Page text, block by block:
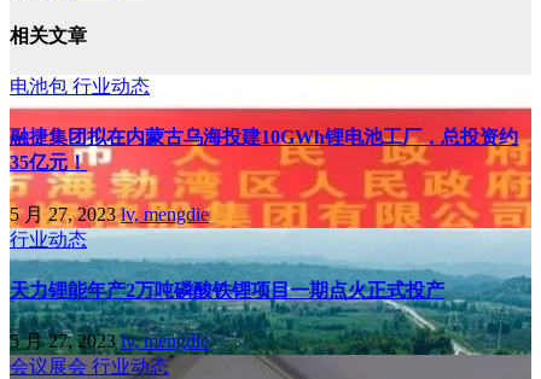
相关文章
电池包 行业动态
融捷集团拟在内蒙古乌海投建10GWh锂电池工厂，总投资约
35亿元！
5 月 27, 2023lv, mengdie
行业动态
天力锂能年产2万吨磷酸铁锂项目一期点火正式投产
5 月 27, 2023lv, mengdie
会议展会 行业动态